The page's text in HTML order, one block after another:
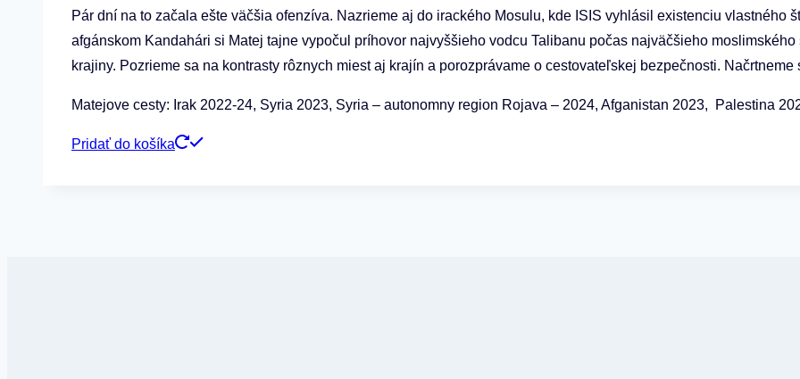
Pár dní na to začala ešte väčšia ofenzíva. Nazrieme aj do irackého Mosulu, kde ISIS vyhlásil existenciu vlastného
afgánskom Kandahári si Matej tajne vypočul príhovor najvyššieho vodcu Talibanu počas najväčšieho
krajiny. Pozrieme sa na kontrasty rôznych miest aj krajín a porozprávame o cestovateľskej bezpečnosti.
Matejove cesty: Irak 2022-24, Syria 2023, Syria – autonomny region Rojava – 2024, Afganistan 2023, Palestina
Pridať do košíka